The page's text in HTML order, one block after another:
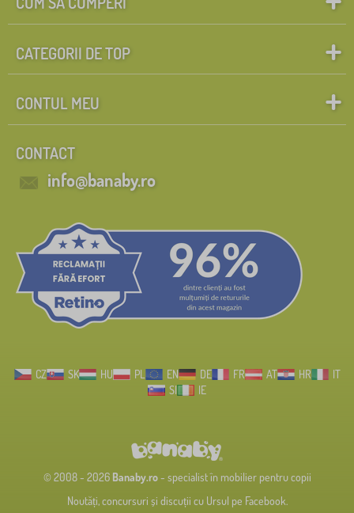
CATEGORII DE TOP
CONTUL MEU
CONTACT
info@banaby.ro
CZ SK HU PL EN DE FR AT HR
IT
SI
IE
© 2008 - 2026 Banaby.ro- specialist în mobilier pentru copii
Noutăți, concursuri și discuții cu Ursul pe Facebook.